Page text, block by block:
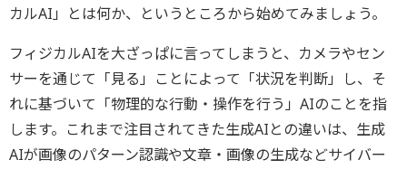
カルAI」とは何か、というところから始めてみましょう。
フィジカルAIを大ざっぱに言ってしまうと、カメラやセン
サーを通じて「見る」ことによって「状況を判断」し、そ
れに基づいて「物理的な行動・操作を行う」AIのことを指
します。これまで注目されてきた生成AIとの違いは、生成
AIが画像のパターン認識や文章・画像の生成などサイバー